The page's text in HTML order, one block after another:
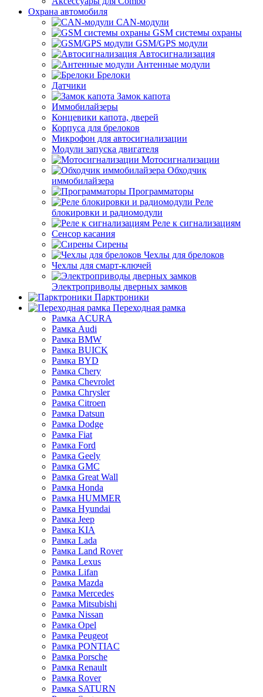
Охрана автомобиля
CAN-модули
GSM системы охраны
GSM/GPS модули
Автосигнализация
Антенные модули
Брелоки
Датчики
Замок капота
Иммобилайзеры
Концевики капота, дверей
Корпуса для брелоков
Микрофон для автосигнализации
Модули запуска двигателя
Мотосигнализации
Обходчик
иммобилайзера
Программаторы
Реле
блокировки и радиомодули
Реле к сигнализациям
Сенсор касания
Сирены
Чехлы для брелоков
Чехлы для смарт-ключей
Электроприводы дверных замков
Парктроники
Переходная рамка
Рамка ACURA
Рамка Audi
Рамка BMW
Рамка BUICK
Рамка BYD
Рамка Chery
Рамка Chevrolet
Рамка Chrysler
Рамка Citroen
Рамка Datsun
Рамка Dodge
Рамка Fiat
Рамка Ford
Рамка Geely
Рамка GMC
Рамка Great Wall
Рамка Honda
Рамка HUMMER
Рамка Hyundai
Рамка Jeep
Рамка KIA
Рамка Lada
Рамка Land Rover
Рамка Lexus
Рамка Lifan
Рамка Mazda
Рамка Mercedes
Рамка Mitsubishi
Рамка Nissan
Рамка Opel
Рамка Peugeot
Рамка PONTIAC
Рамка Porsche
Рамка Renault
Рамка Rover
Рамка SATURN